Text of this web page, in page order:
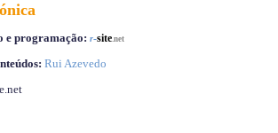
e programação: r-site.net
Rui Azevedo